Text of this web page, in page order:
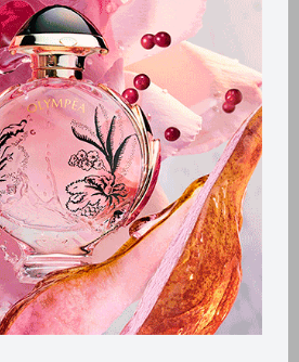
y costos de envío
gratuitos en tiendas
te pueden interesar